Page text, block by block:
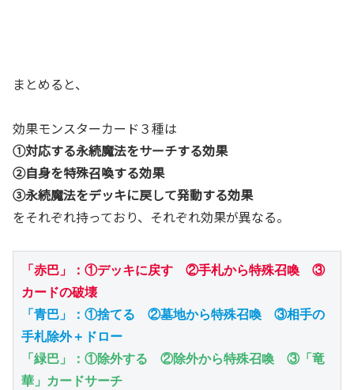
まとめると、
効果モンスターカード３種は
①対応する永続魔法をサーチする効果
②自身を特殊召喚する効果
③永続魔法をデッキに戻して発動する効果
をそれぞれ持っており、それぞれ効果が異なる。
「赤巴」：①デッキに戻す　②手札から特殊召喚　③
カードの破壊
「青巴」：①捨てる　②墓地から特殊召喚　③相手の
手札除外＋ドロー
「緑巴」：①除外する　②除外から特殊召喚　③「竜
華」カードサーチ